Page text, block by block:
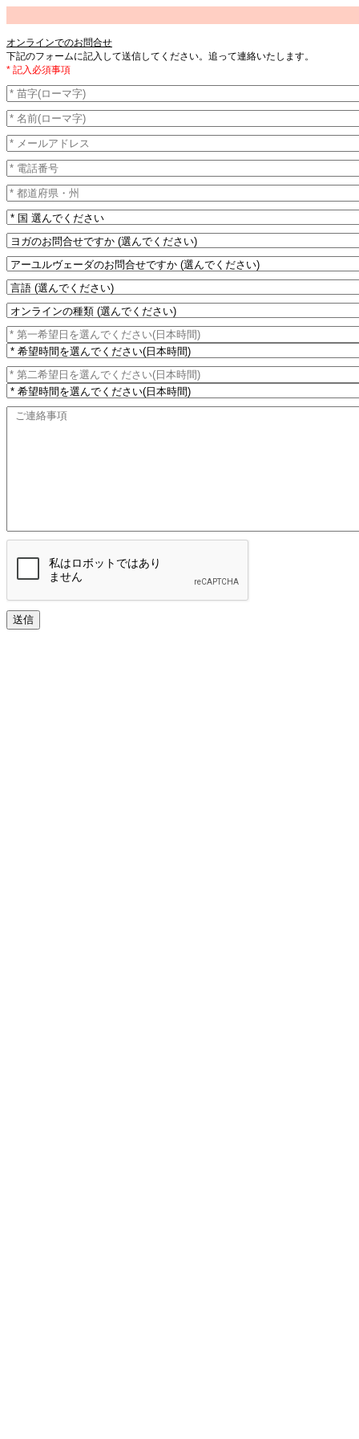
オンラインでのお問合せ
下記のフォームに記入して送信してください。追って連絡いたします。
* 記入必須事項